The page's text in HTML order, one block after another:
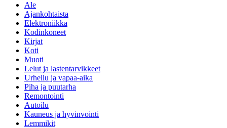
Ale
Ajankohtaista
Elektroniikka
Kodinkoneet
Kirjat
Koti
Muoti
Lelut ja lastentarvikkeet
Urheilu ja vapaa-aika
Piha ja puutarha
Remontointi
Autoilu
Kauneus ja hyvinvointi
Lemmikit